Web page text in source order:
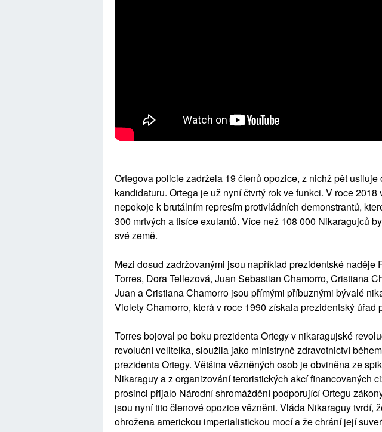
Ortegova policie zadržela 19 členů opozice, z nichž pět usiluje
kandidaturu. Ortega je už nyní čtvrtý rok ve funkci. V roce
nepokoje k brutálním represím protivládních demonstrantů,
300 mrtvých a tisíce exulantů. Více než 108 000 Nikaragujců
své země.
Mezi dosud zadržovanými jsou například prezidentské naděje
Torres, Dora Tellezová, Juan Sebastian Chamorro, Cristiana
Juan a Cristiana Chamorro jsou přímými příbuznými bývalé
Violety Chamorro, která v roce 1990 získala prezidentský úřad
Torres bojoval po boku prezidenta Ortegy v nikaragujské
revoluční velitelka, sloužila jako ministryně zdravotnictví
prezidenta Ortegy. Většina vězněných osob je obviněna ze
Nikaraguy a z organizování teroristických akcí financovaných
prosinci přijalo Národní shromáždění podporující Ortegu
jsou nyní tito členové opozice vězněni. Vláda Nikaraguy tvrdí,
ohrožena americkou imperialistickou mocí a že chrání její